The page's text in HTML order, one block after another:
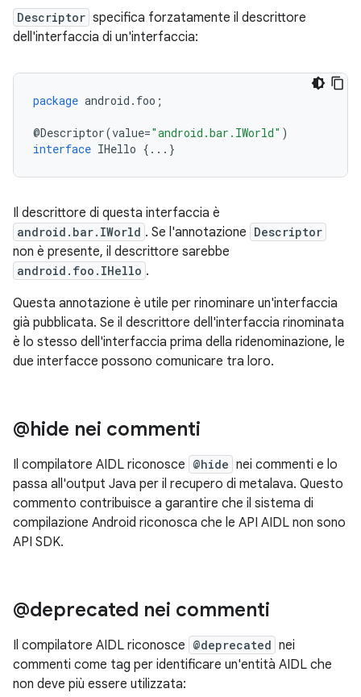
Descriptor specifica forzatamente il descrittore
dell'interfaccia di un'interfaccia:
package android . foo ;
@Descriptor(value="android.bar.IWorld" )
interface IHello { ... }
Il descrittore di questa interfaccia è
android.bar.IWorld . Se l'annotazione Descriptor
non è presente, il descrittore sarebbe
android.foo.IHello .
Questa annotazione è utile per rinominare un'interfaccia
già pubblicata. Se il descrittore dell'interfaccia rinominata
è lo stesso dell'interfaccia prima della ridenominazione, le
due interfacce possono comunicare tra loro.
@hide nei commenti
Il compilatore AIDL riconosce @hide nei commenti e lo
passa all'output Java per il recupero di metalava. Questo
commento contribuisce a garantire che il sistema di
compilazione Android riconosca che le API AIDL non sono
API SDK.
@deprecated nei commenti
Il compilatore AIDL riconosce @deprecated nei
commenti come tag per identificare un'entità AIDL che
non deve più essere utilizzata: